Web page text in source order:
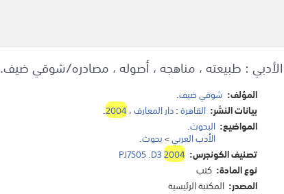
: طبيعته ، مناهجه ، أصوله ، مصادره/شوقي ضيف.
المؤلف: شوقي ضيف.
بيانات النشر: القاهرة:دار المعارف،2004
.
المواضيع: البحوث.
الأدب العربي>بحوث.
تصنيف الكونجرس:
PJ7505 .D32004
نوع المادة: كتب
المصدر: المكتبة الرئيسية